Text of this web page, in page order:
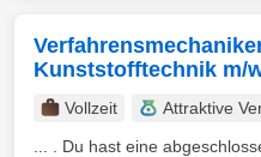
Kunststofftechnik m/
Vollzeit Attraktive
... . Du hast eine